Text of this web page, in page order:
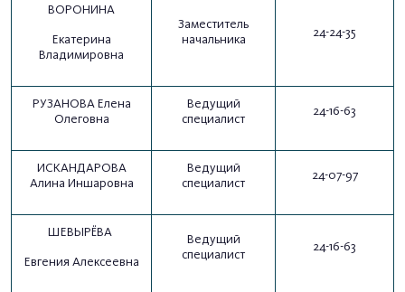
ВОРОНИНА
Екатерина
Владимировна
Заместитель
начальника
24-24-35
РУЗАНОВА Елена
Олеговна
Ведущий
специалист
24-16-63
ИСКАНДАРОВА
Алина Иншаровна
Ведущий
специалист
24-07-97
ШЕВЫРЁВА
Евгения Алексеевна
Ведущий
специалист
24-16-63